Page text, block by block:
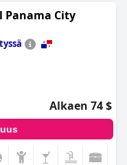
Panama City
Alkaen 74 $